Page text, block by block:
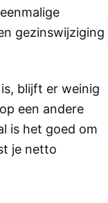
gezinswijziging
blijft er weinig
een andere
is het goed om
je netto